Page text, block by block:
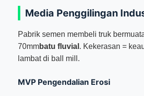
Media Penggilingan
Pabrik semen membeli truk
70mmbatu fluvial . Kekerasan =
lambat di ball mill.
MVP Pengendalian Erosi